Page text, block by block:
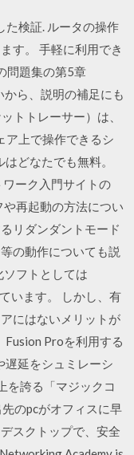
た検証. ルータの操作
す。 手軽に利用でき
問題集の第5章
から、説明の補足にも
トトレーサー）は、
ア上で操作できるシ
どなたでも無料。
ーク入門サイトの
再起動の方法につい
リダンダントモード
の動作についても説
ソフトとしては
います。 しかし、有
にはないメリットが
Fusion Proを利用する
遅延をシュミレーシ
を誇る「マジックコ
のpcがオフィスに早
スクトップで、安全